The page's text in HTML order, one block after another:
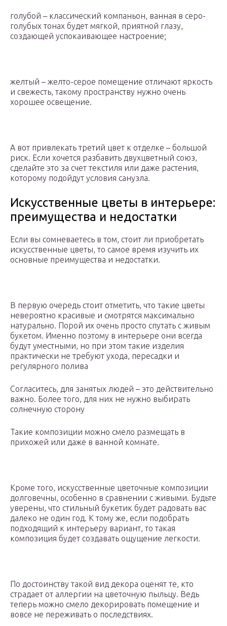
голубой – классический компаньон, ванная в серо-
голубых тонах будет мягкой, приятной глазу,
создающей успокаивающее настроение;
желтый – желто-серое помещение отличают яркость
и свежесть, такому пространству нужно очень
хорошее освещение.
А вот привлекать третий цвет к отделке – большой
риск. Если хочется разбавить двухцветный союз,
сделайте это за счет текстиля или даже растения,
которому подойдут условия санузла.
Искусственные цветы в интерьере:
преимущества и недостатки
Если вы сомневаетесь в том, стоит ли приобретать
искусственные цветы, то самое время изучить их
основные преимущества и недостатки.
В первую очередь стоит отметить, что такие цветы
невероятно красивые и смотрятся максимально
натурально. Порой их очень просто спутать с живым
букетом. Именно поэтому в интерьере они всегда
будут уместными, но при этом такие изделия
практически не требуют ухода, пересадки и
регулярного полива
Согласитесь, для занятых людей – это действительно
важно. Более того, для них не нужно выбирать
солнечную сторону
Такие композиции можно смело размещать в
прихожей или даже в ванной комнате.
Кроме того, искусственные цветочные композиции
долговечны, особенно в сравнении с живыми. Будьте
уверены, что стильный букетик будет радовать вас
далеко не один год. К тому же, если подобрать
подходящий к интерьеру вариант, то такая
композиция будет создавать ощущение легкости.
По достоинству такой вид декора оценят те, кто
страдает от аллергии на цветочную пыльцу. Ведь
теперь можно смело декорировать помещение и
вовсе не переживать о последствиях.